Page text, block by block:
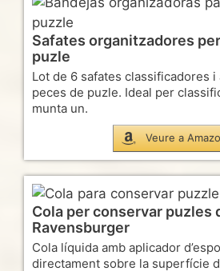
Safates organitzadores
puzle
Lot de 6 safates classificadores
peces de puzle. Ideal per
munta un.
Veure a
Cola per conservar puzles
Ravensburger
Cola líquida amb aplicador
directament sobre la superfície